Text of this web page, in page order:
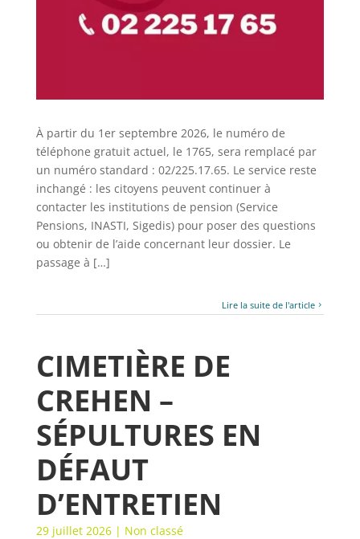
À partir du 1er septembre 2026, le numéro de
téléphone gratuit actuel, le 1765, sera remplacé par
un numéro standard : 02/225.17.65. Le service reste
inchangé : les citoyens peuvent continuer à
contacter les institutions de pension (Service
Pensions, INASTI, Sigedis) pour poser des questions
ou obtenir de l’aide concernant leur dossier. Le
passage à […]
Lire la suite de l'article
CIMETIÈRE DE
CREHEN –
SÉPULTURES EN
DÉFAUT
D’ENTRETIEN
29 juillet 2026| Non classé